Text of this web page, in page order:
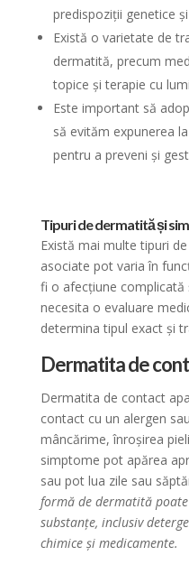
predispoziții genetice
Există o varietate de
dermatită, precum
topice și terapie cu
Este important să
să evităm expunerea
pentru a preveni și
Tipuri de dermatită și
Există mai multe tipuri
asociate pot varia în
fi o afecțiune complicată
necesita o evaluare
determina tipul exact și
Dermatita de
Dermatita de contact
contact cu un alergen
mâncărime, înroșirea
simptome pot apărea
sau pot lua zile sau
formă de dermatită
substanțe, inclusiv
chimice și medicamente.